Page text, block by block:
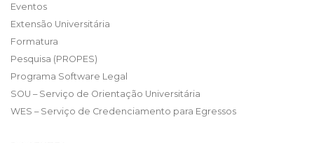
Eventos
Extensão Universitária
Formatura
Pesquisa (PROPES)
Programa Software Legal
SOU – Serviço de Orientação Universitária
WES – Serviço de Credenciamento para Egressos